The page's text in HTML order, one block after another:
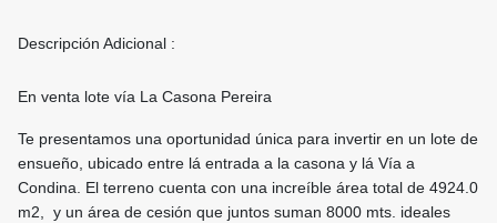
Descripción Adicional :
En venta lote vía La Casona Pereira
Te presentamos una oportunidad única para invertir en un lote de
ensueño, ubicado entre lá entrada a la casona y lá Vía a
Condina. El terreno cuenta con una increíble área total de 4924.0
m2, y un área de cesión que juntos suman 8000 mts. ideales